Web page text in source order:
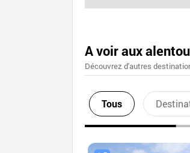
A voir aux
Découvrez d'autres
Tous